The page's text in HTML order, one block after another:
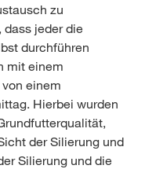
zu
jeder die
durchführen
mit einem
einem
Hierbei wurden
der Silierung und
Silierung und die